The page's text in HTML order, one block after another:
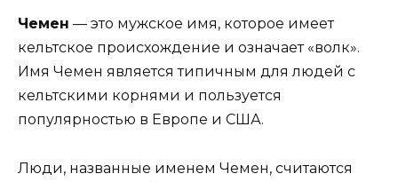
Чемен — это мужское имя, которое имеет
кельтское происхождение и означает «волк».
Имя Чемен является типичным для людей с
кельтскими корнями и пользуется
популярностью в Европе и США.
Люди, названные именем Чемен, считаются